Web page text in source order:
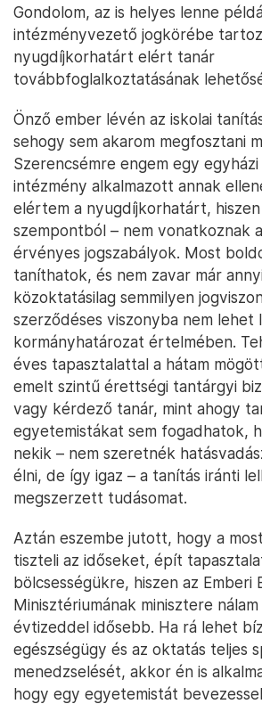
Gondolom, az is helyes lenne
intézményvezető jogkörébe
nyugdíjkorhatárt elért tanár
továbbfoglalkoztatásának
Önző ember lévén az iskolai
sehogy sem akarom megfosztani
Szerencsémre engem egy
intézmény alkalmazott annak
elértem a nyugdíjkorhatárt,
szempontból – nem vonatkoznak
érvényes jogszabályok. Most
taníthatok, és nem zavar már
közoktatásilag semmilyen
szerződéses viszonyba nem lehet
kormányhatározat értelmében.
éves tapasztalattal a hátam
emelt szintű érettségi tantárgyi
vagy kérdező tanár, mint ahogy
egyetemistákat sem fogadhatok,
nekik – nem szeretnék
élni, de így igaz – a tanítás iránti
megszerzett tudásomat.
Aztán eszembe jutott, hogy a
tiszteli az időseket, épít
bölcsességükre, hiszen az Emberi
Minisztériumának minisztere
évtizeddel idősebb. Ha rá lehet
egészségügy és az oktatás teljes
menedzselését, akkor én is
hogy egy egyetemistát